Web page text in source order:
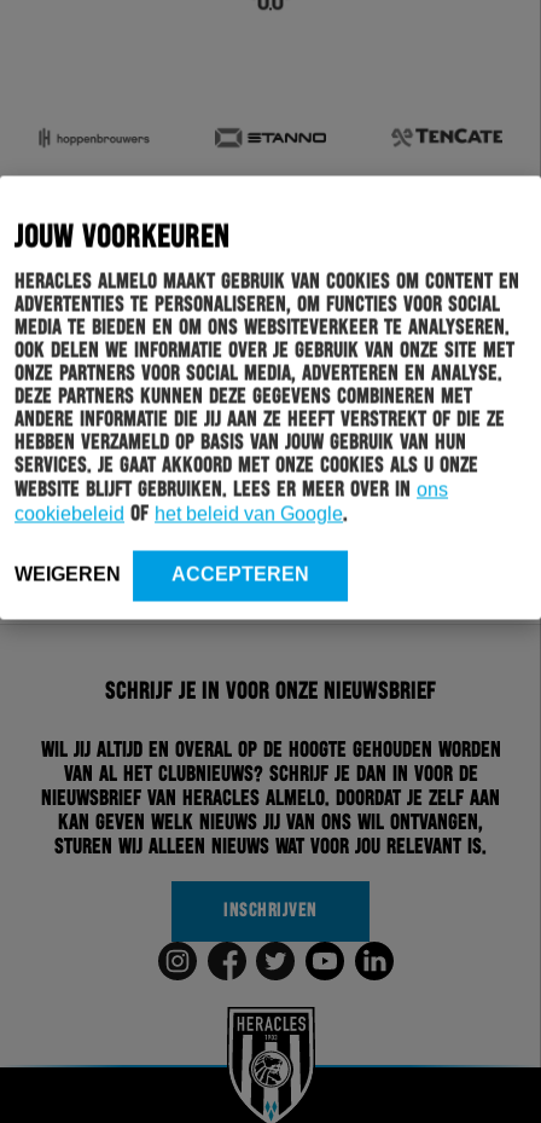
JOUW VOORKEUREN
Heracles Almelo maakt gebruik van cookies om content en
advertenties te personaliseren, om functies voor social
media te bieden en om ons websiteverkeer te analyseren.
Ook delen we informatie over je gebruik van onze site met
onze partners voor social media, adverteren en analyse.
Deze partners kunnen deze gegevens combineren met
andere informatie die jij aan ze heeft verstrekt of die ze
hebben verzameld op basis van jouw gebruik van hun
services. Je gaat akkoord met onze cookies als u onze
website blijft gebruiken. Lees er meer over in ons
cookiebeleid of het beleid van Google.
WEIGEREN ACCEPTEREN
Schrijf je in voor onze nieuwsbrief
Wil jij altijd en overal op de hoogte gehouden worden
van al het clubnieuws? Schrijf je dan in voor de
nieuwsbrief van Heracles Almelo. Doordat je zelf aan
kan geven welk nieuws jij van ons wil ontvangen,
sturen wij alleen nieuws wat voor jou relevant is.
INSCHRIJVEN